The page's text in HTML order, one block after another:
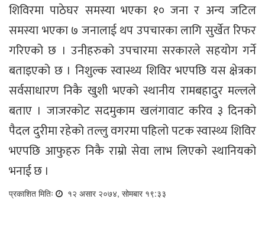
शिविरमा पाठेघर समस्या भएका १० जना र अन्य जटिल
समस्या भएका ७ जनालाई थप उपचारका लागि सुर्खेत रिफर
गरिएको छ । उनीहरुको उपचारमा सरकारले सहयोग गर्ने
बताइएको छ । निशुल्क स्वास्थ्य शिविर भएपछि यस क्षेत्रका
सर्वसाधारण निकै खुशी भएको स्थानीय रामबहादुर मल्लले
बताए । जाजरकोट सदमुकाम खलंगावाट करिव ३ दिनको
पैदल दुरीमा रहेको तल्लु वगरमा पहिलो पटक स्वास्थ्य शिविर
भएपछि आफुहरु निकै राम्रो सेवा लाभ लिएको स्थानियको
भनाई छ ।
प्रकाशित मितिः १२ असार २०७४, सोमबार १९:३३